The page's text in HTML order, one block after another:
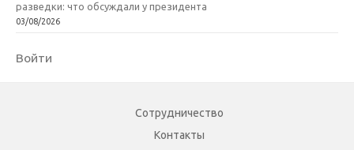
разведки: что обсуждали у президента
03/08/2026
Войти
Сотрудничество
Контакты